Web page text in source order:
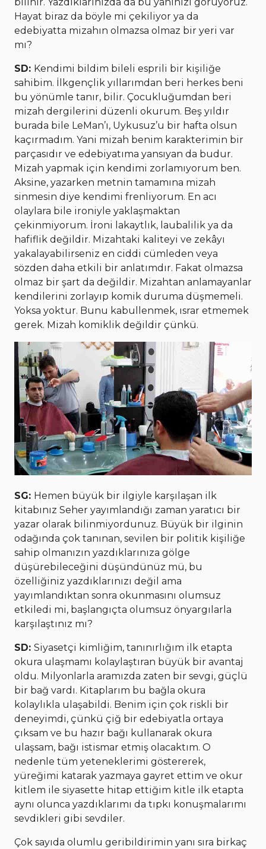
Hayat biraz da böyle mi çekiliyor ya da
edebiyatta mizahın olmazsa olmaz bir yeri var
mı?
SD: Kendimi bildim bileli esprili bir kişiliğe
sahibim. İlkgençlik yıllarımdan beri herkes beni
bu yönümle tanır, bilir. Çocukluğumdan beri
mizah dergilerini düzenli okurum. Beş yıldır
burada bile LeMan’ı, Uykusuz’u bir hafta olsun
kaçırmadım. Yani mizah benim karakterimin bir
parçasıdır ve edebiyatıma yansıyan da budur.
Mizah yapmak için kendimi zorlamıyorum ben.
Aksine, yazarken metnin tamamına mizah
sinmesin diye kendimi frenliyorum. En acı
olaylara bile ironiyle yaklaşmaktan
çekinmiyorum. İroni lakaytlık, laubalilik ya da
hafiflik değildir. Mizahtaki kaliteyi ve zekâyı
yakalayabilirseniz en ciddi cümleden veya
sözden daha etkili bir anlatımdır. Fakat olmazsa
olmaz bir şart da değildir. Mizahtan anlamayanlar
kendilerini zorlayıp komik duruma düşmemeli.
Yoksa yoktur. Bunu kabullenmek, ısrar etmemek
gerek. Mizah komiklik değildir çünkü.
SG: Hemen büyük bir ilgiyle karşılaşan ilk
kitabınız Seher yayımlandığı zaman yaratıcı bir
yazar olarak bilinmiyordunuz. Büyük bir ilginin
odağında çok tanınan, sevilen bir politik kişiliğe
sahip olmanızın yazdıklarınıza gölge
düşürebileceğini düşündünüz mü, bu
özelliğiniz yazdıklarınızı değil ama
yayımlandıktan sonra okunmasını olumsuz
etkiledi mi, başlangıçta olumsuz önyargılarla
karşılaştınız mı?
SD: Siyasetçi kimliğim, tanınırlığım ilk etapta
okura ulaşmamı kolaylaştıran büyük bir avantaj
oldu. Milyonlarla aramızda zaten bir sevgi, güçlü
bir bağ vardı. Kitaplarım bu bağla okura
kolaylıkla ulaşabildi. Benim için çok riskli bir
deneyimdi, çünkü çiğ bir edebiyatla ortaya
çıksam ve bu hazır bağı kullanarak okura
ulaşsam, bağı istismar etmiş olacaktım. O
nedenle tüm yeteneklerimi göstererek,
yüreğimi katarak yazmaya gayret ettim ve okur
kitlem ile siyasette hitap ettiğim kitle ilk etapta
aynı olunca yazdıklarımı da tıpkı konuşmalarımı
sevdikleri gibi sevdiler.
Çok sayıda olumlu geribildirimin yanı sıra birkaç